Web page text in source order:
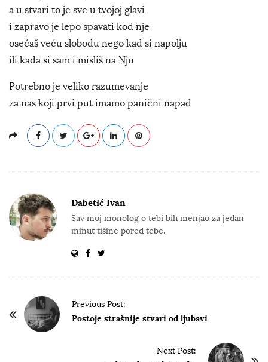
a u stvari to je sve u tvojoj glavi
i zapravo je lepo spavati kod nje
osećaš veću slobodu nego kad si napolju
ili kada si sam i misliš na Nju
Potrebno je veliko razumevanje
za nas koji prvi put imamo panični napad
Dabetić Ivan
Sav moj monolog o tebi bih menjao za jedan
minut tišine pored tebe.
Previous Post:
Postoje strašnije stvari od ljubavi
Next Post: